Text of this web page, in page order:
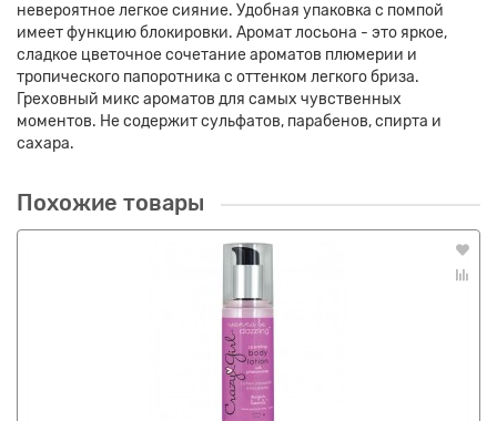
невероятное легкое сияние. Удобная упаковка с помпой
имеет функцию блокировки. Аромат лосьона - это яркое,
сладкое цветочное сочетание ароматов плюмерии и
тропического папоротника с оттенком легкого бриза.
Греховный микс ароматов для самых чувственных
моментов. Не содержит сульфатов, парабенов, спирта и
сахара.
Похожие товары